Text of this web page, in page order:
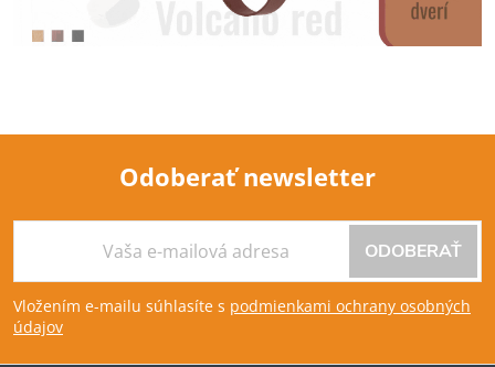
Z
á
p
Odoberať newsletter
Vložením e-mailu súhlasíte s podmienkami ochrany osobných
údajov
ODOBERAŤ